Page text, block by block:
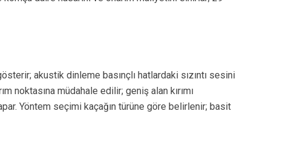
akustik dinleme basınçlı hatlardaki sızıntı sesini
noktasına müdahale edilir; geniş alan kırımı
Yöntem seçimi kaçağın türüne göre belirlenir; basit